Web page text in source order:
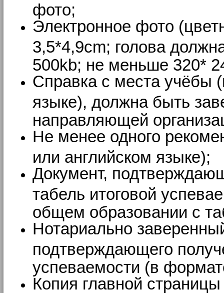
фото;
Электронное фото
3,5*4,9cm; голова
500kb; не меньше 320*
Справка с места учёбы
языке), должна быть
направляющей
Не менее одного
или английском языке);
Документ,
табель итоговой
общем образовании с
Нотариально
подтверждающего
успеваемости (в
Копия главной